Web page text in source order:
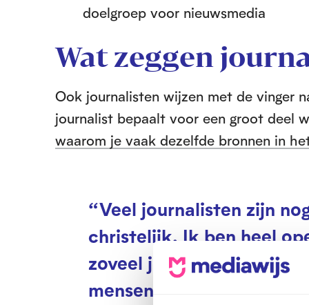
doelgroep voor nieuwsmedia
Wat zeggen
Ook journalisten wijzen met de vinger
journalist bepaalt voor een groot deel
waarom je vaak dezelfde bronnen in
“Veel journalisten zijn
christelijk. Ik ben heel
zoveel jongeren, om
mensen zijn die oer-